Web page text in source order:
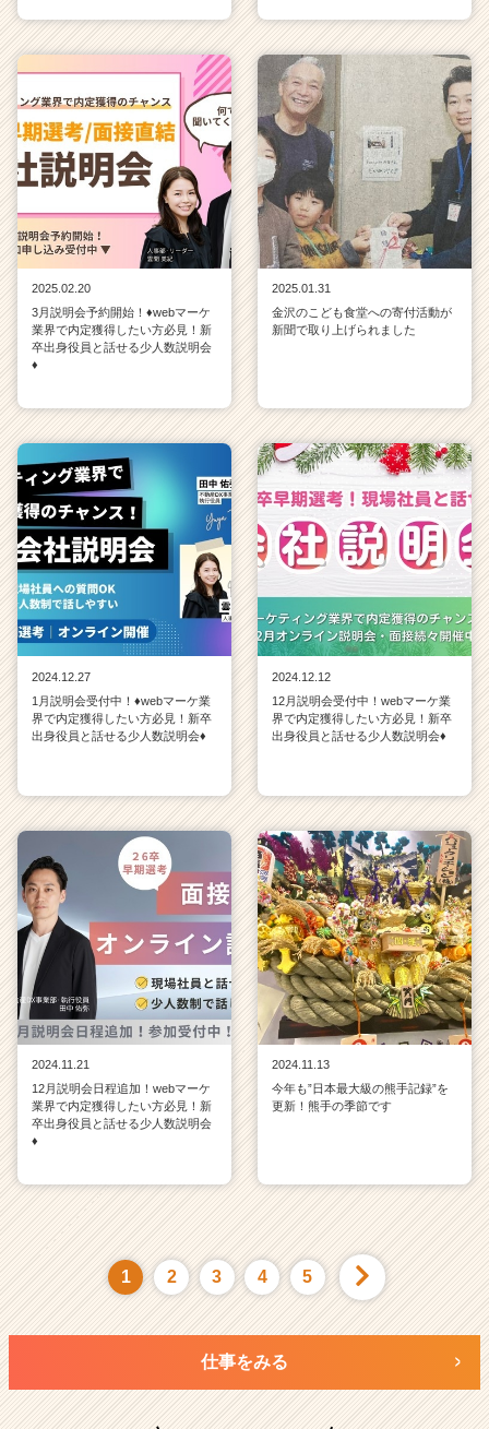
2025.02.20
3月説明会予約開始！♦webマーケ
業界で内定獲得したい方必見！新
卒出身役員と話せる少人数説明会
♦
2025.01.31
金沢のこども食堂への寄付活動が
新聞で取り上げられました
2024.12.27
1月説明会受付中！♦webマーケ業
界で内定獲得したい方必見！新卒
出身役員と話せる少人数説明会♦
2024.12.12
12月説明会受付中！webマーケ業
界で内定獲得したい方必見！新卒
出身役員と話せる少人数説明会♦
2024.11.21
12月説明会日程追加！webマーケ
業界で内定獲得したい方必見！新
卒出身役員と話せる少人数説明会
♦
2024.11.13
今年も”日本最大級の熊手記録”を
更新！熊手の季節です
1 2 3 4 5
仕事をみる